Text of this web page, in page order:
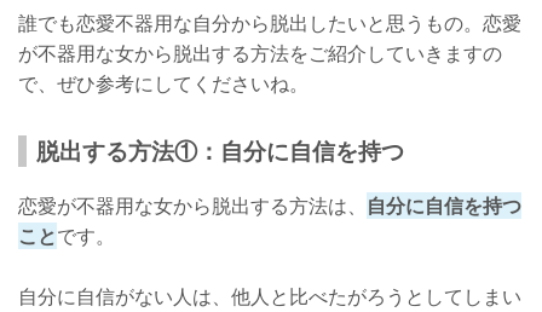
誰でも恋愛不器用な自分から脱出したいと思うもの。恋愛
が不器用な女から脱出する方法をご紹介していきますの
で、ぜひ参考にしてくださいね。
脱出する方法①：自分に自信を持つ
恋愛が不器用な女から脱出する方法は、 自分に自信を持つ
ことです。
自分に自信がない人は、他人と比べたがろうとしてしまい